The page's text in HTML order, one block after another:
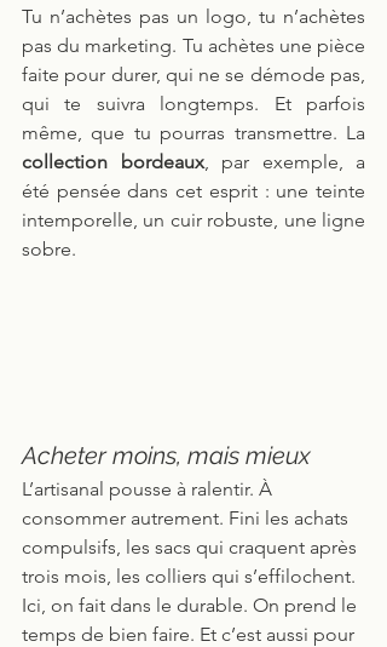
Tu n’achètes pas un logo, tu n’achètes
pas du marketing. Tu achètes une pièce
faite pour durer, qui ne se démode pas,
qui te suivra longtemps. Et parfois
collection bordeaux, par exemple, a
été pensée dans cet esprit : une teinte
intemporelle, un cuir robuste, une ligne
sobre.
Acheter moins, mais mieux
L’artisanal pousse à ralentir. À
consommer autrement. Fini les achats
compulsifs, les sacs qui craquent après
trois mois, les colliers qui s’effilochent.
Ici, on fait dans le durable. On prend le
temps de bien faire. Et c’est aussi pour